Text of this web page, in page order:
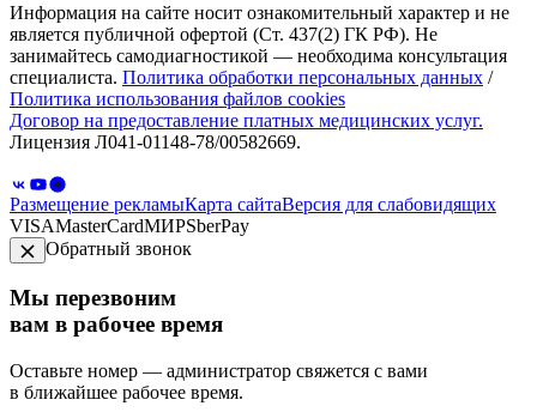
Информация на сайте носит ознакомительный характер и не
является публичной офертой (Ст. 437(2) ГК РФ). Не
занимайтесь самодиагностикой — необходима консультация
специалиста. Политика обработки персональных данных /
Политика использования файлов cookies
Договор на предоставление платных медицинских услуг.
Лицензия Л041-01148-78/00582669.
Размещение рекламыКарта сайтаВерсия для слабовидящих
VISAMasterCardМИРSberPay
Обратный звонок
Мы перезвоним
вам в рабочее время
Оставьте номер — администратор свяжется с вами
в ближайшее рабочее время.